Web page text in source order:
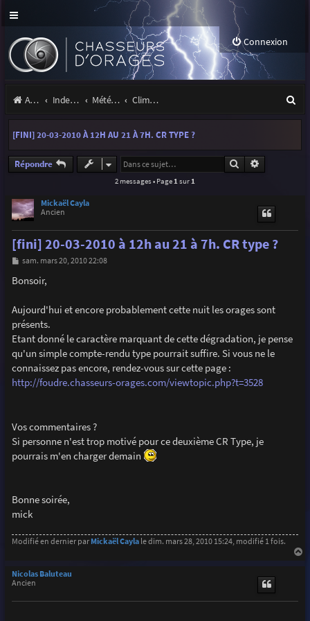
Connexion
Accueil Index du forum Météo et climatologie des orages Climatologie des orages
e
[FINI] 20-03-2010 À 12H AU 21 À 7H. CR TYPE ?
Répondre Rechercher
2 messages • Page 1 sur 1
Mickaël Cayla
Ancien
[fini] 20-03-2010 à 12h au 21 à 7h. CR type ?
M
s
s
g
e
sam. mars 20, 2010 22:08
Bonsoir,
Aujourd'hui et encore probablement cette nuit les orages sont
présents.
Etant donné le caractère marquant de cette dégradation, je pense
qu'un simple compte-rendu type pourrait suffire. Si vous ne le
connaissez pas encore, rendez-vous sur cette page :
http://foudre.chasseurs-orages.com/viewtopic.php?t=3528
Vos commentaires ?
Si personne n'est trop motivé pour ce deuxième CR Type, je
pourrais m'en charger demain
Bonne soirée,
mick
Modifié en dernier par Mickaël Caylale dim. mars 28, 2010 15:24, modifié 1 fois.
Nicolas Baluteau
Ancien